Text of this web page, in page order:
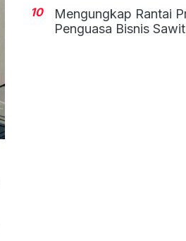
10
Mengungkap Rantai
Penguasa Bisnis